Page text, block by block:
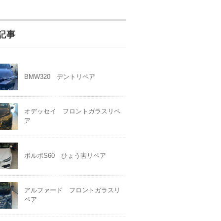
事
BMW320 デントリペア
オデッセイ フロントガラスリペ
ア
ボルボS60 ひょう害リペア
アルファード フロントガラスリ
ペア